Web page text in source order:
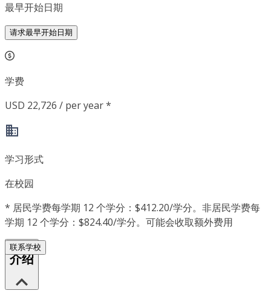
最早开始日期
请求最早开始日期
学费
USD 22,726 / per year *
学习形式
在校园
* 居民学费每学期 12 个学分：$412.20/学分。非居民学费每
学期 12 个学分：$824.40/学分。可能会收取额外费用
联系学校
介绍